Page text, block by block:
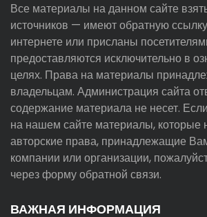
Все материалы на данном сайте
источников — имеют обратную
интернете или присланы
предоставляются исключительно в
целях. Права на материалы
владельцам. Администрация сайта
содержание материала не несет.
на нашем сайте материалы, которые
авторские права, принадлежащие
компании или организации,
через форму обратной связи.
ВАЖНАЯ ИНФОРМАЦИЯ